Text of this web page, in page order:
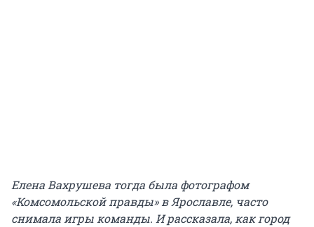
Елена Вахрушева тогда была фотографом
«Комсомольской правды» в Ярославле, часто
снимала игры команды. И рассказала, как город